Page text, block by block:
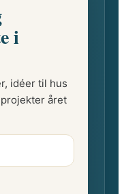
i
idéer til hus
året